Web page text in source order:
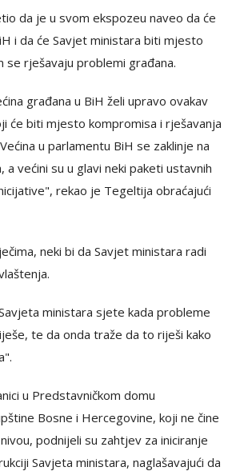
da je u svom ekspozeu naveo da će
i da će Savjet ministara biti mjesto
se rješavaju problemi građana.
građana u BiH želi upravo ovakav
će biti mjesto kompromisa i rješavanja
u parlamentu BiH se zaklinje na
većini su u glavi neki paketi ustavnih
rekao je Tegeltija obraćajući
neki bi da Savjet ministara radi
ministara sjete kada probleme
te da onda traže da to riješi kako
u Predstavničkom domu
Bosne i Hercegovine, koji ne čine
podnijeli su zahtjev za iniciranje
Savjeta ministara, naglašavajući da